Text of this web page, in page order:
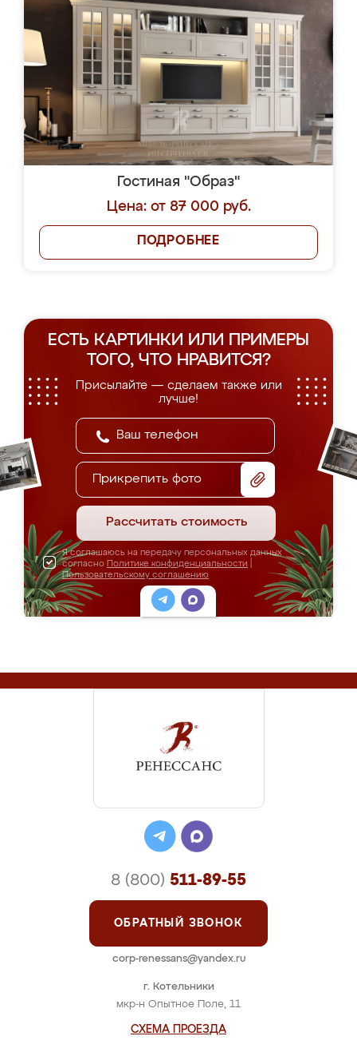
Гостиная "Образ"
Цена: от 87 000 руб.
ПОДРОБНЕЕ
ЕСТЬ КАРТИНКИ ИЛИ ПРИМЕРЫ
ТОГО, ЧТО НРАВИТСЯ?
Присылайте — сделаем также или
лучше!
Прикрепить фото
Рассчитать стоимость
Я соглашаюсь на передачу персональных данных
согласно Политике конфиденциальности
Пользовательскому соглашению
г. Котельники
мкр-н Опытное Поле, 11
СХЕМА ПРОЕЗДА
8 (800) 511-89-55
ОБРАТНЫЙ ЗВОНОК
corp-renessans@yandex.ru